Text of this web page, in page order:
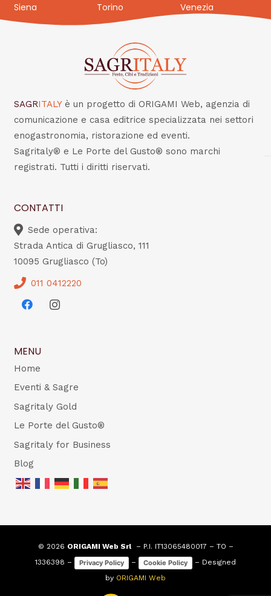
Siena
Torino Venezia
SAGRITALY è un progetto di ORIGAMI Web, agenzia di
comunicazione e casa editrice specializzata nei settori
enogastronomia, ristorazione ed eventi.
Sagritaly® e Le Porte del Gusto® sono marchi
registrati. Tutti i diritti riservati.
CONTATTI
Sede operativa:
Strada Antica di Grugliasco, 111
10095 Grugliasco (To)
011 0412220
MENU
Home
Eventi & Sagre
Sagritaly Gold
Le Porte del Gusto®
Sagritaly for Business
Blog
© 2026 ORIGAMI Web Srl– P.I. IT13065480017 – TO –
1336398 –
Privacy Policy – Cookie Policy
– Designed
by ORIGAMI Web